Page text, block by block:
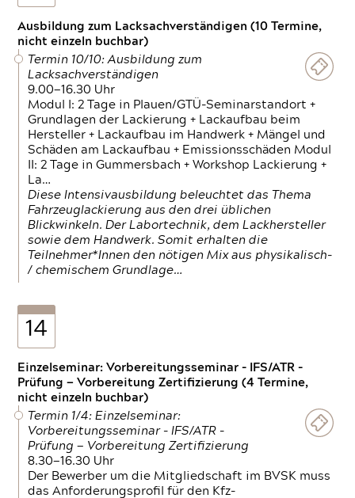
Ausbildung zum Lacksachverständigen (10 Termine,
nicht einzeln buchbar)
Termin 10/10: Ausbildung zum
Lacksachverständigen
9.00—16.30 Uhr
Modul I: 2 Tage in Plauen/GTÜ-Seminarstandort +
Grundlagen der Lackierung + Lackaufbau beim
Hersteller + Lackaufbau im Handwerk + Mängel und
Schäden am Lackaufbau + Emissionsschäden Modul
II: 2 Tage in Gummersbach + Workshop Lackierung +
La…
Diese Intensivausbildung beleuchtet das Thema
Fahrzeuglackierung aus den drei üblichen
Blickwinkeln. Der Labortechnik, dem Lackhersteller
sowie dem Handwerk. Somit erhalten die
Teilnehmer*Innen den nötigen Mix aus physikalisch-
/ chemischem Grundlage…
14
Einzelseminar: Vorbereitungsseminar - IFS/ATR -
Prüfung — Vorbereitung Zertifizierung (4 Termine,
nicht einzeln buchbar)
Termin 1/4: Einzelseminar:
Vorbereitungsseminar - IFS/ATR -
Prüfung — Vorbereitung Zertifizierung
8.30—16.30 Uhr
Der Bewerber um die Mitgliedschaft im BVSK muss
das Anforderungsprofil für den Kfz-